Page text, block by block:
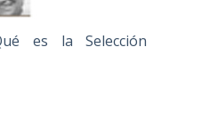
es la Selección